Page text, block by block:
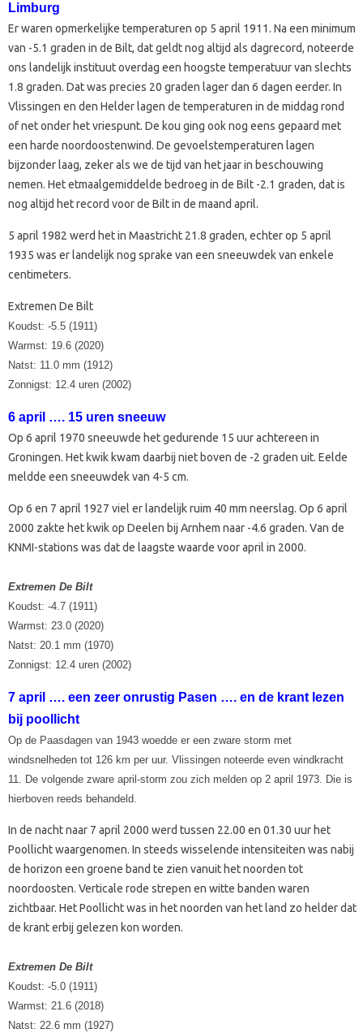
Limburg
Er waren opmerkelijke temperaturen op 5 april 1911. Na een minimum
van -5.1 graden in de Bilt, dat geldt nog altijd als dagrecord, noteerde
ons landelijk instituut overdag een hoogste temperatuur van slechts
1.8 graden. Dat was precies 20 graden lager dan 6 dagen eerder. In
Vlissingen en den Helder lagen de temperaturen in de middag rond
of net onder het vriespunt. De kou ging ook nog eens gepaard met
een harde noordoostenwind. De gevoelstemperaturen lagen
bijzonder laag, zeker als we de tijd van het jaar in beschouwing
nemen. Het etmaalgemiddelde bedroeg in de Bilt -2.1 graden, dat is
nog altijd het record voor de Bilt in de maand april.
5 april 1982 werd het in Maastricht 21.8 graden, echter op 5 april
1935 was er landelijk nog sprake van een sneeuwdek van enkele
centimeters.
Extremen De Bilt
Koudst: -5.5 (1911)
Warmst: 19.6 (2020)
Natst: 11.0 mm (1912)
Zonnigst: 12.4 uren (2002)
6 april …. 15 uren sneeuw
Op 6 april 1970 sneeuwde het gedurende 15 uur achtereen in
Groningen. Het kwik kwam daarbij niet boven de -2 graden uit. Eelde
meldde een sneeuwdek van 4-5 cm.
Op 6 en 7 april 1927 viel er landelijk ruim 40 mm neerslag. Op 6 april
2000 zakte het kwik op Deelen bij Arnhem naar -4.6 graden. Van de
KNMI-stations was dat de laagste waarde voor april in 2000.
Extremen De Bilt
Koudst: -4.7 (1911)
Warmst: 23.0 (2020)
Natst: 20.1 mm (1970)
Zonnigst: 12.4 uren (2002)
7 april …. een zeer onrustig Pasen …. en de krant lezen
bij poollicht
Op de Paasdagen van 1943 woedde er een zware storm met
windsnelheden tot 126 km per uur. Vlissingen noteerde even windkracht
11. De volgende zware april-storm zou zich melden op 2 april 1973. Die is
hierboven reeds behandeld.
In de nacht naar 7 april 2000 werd tussen 22.00 en 01.30 uur het
Poollicht waargenomen. In steeds wisselende intensiteiten was nabij
de horizon een groene band te zien vanuit het noorden tot
noordoosten. Verticale rode strepen en witte banden waren
zichtbaar. Het Poollicht was in het noorden van het land zo helder dat
de krant erbij gelezen kon worden.
Extremen De Bilt
Koudst: -5.0 (1911)
Warmst: 21.6 (2018)
Natst: 22.6 mm (1927)